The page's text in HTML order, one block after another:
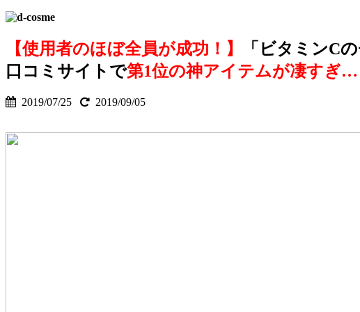
【使用者のほぼ全員が成功！】
「ビタミンC
口コミサイトで第1位の神アイテムが凄すぎ…
2019/07/25 2019/09/05